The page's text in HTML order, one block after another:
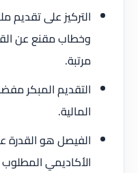
التركيز على
وخطاب مقنع عن
مرتبة.
التقديم المبكر
المالية.
الفيصل هو القدرة
الأكاديمي